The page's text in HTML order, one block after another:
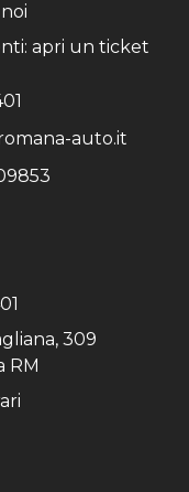
apri un ticket
auto.it
309
RM